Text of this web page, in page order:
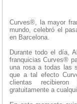
Curves®, la mayor
mundo, celebró el
en Barcelona.
Durante todo el día,
franquicias Curves®
una rosa a todas las
que a tal efecto
clientas
gratuitamente a